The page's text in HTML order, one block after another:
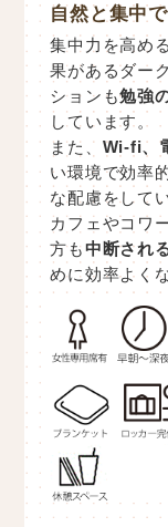
自然と集中
集中力を高め
果があるダー
ションも勉強
しています。
また、 Wi-fi、
い環境で効率
な配慮をして
カフェやコワ
方も中断され
めに効率よく